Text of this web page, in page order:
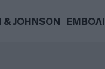
JOHNSON